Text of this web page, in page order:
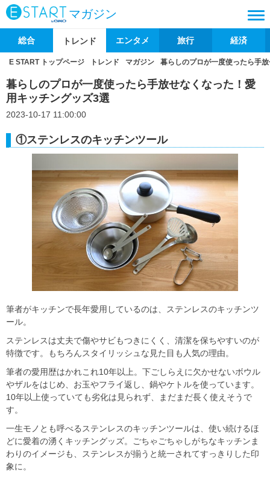
マガジン
総合 トレンド エンタメ 旅行 経済
E START トップページ トレンド マガジン 暮らしのプロが一度使ったら手
暮らしのプロが一度使ったら手放せなくなった！愛
用キッチングッズ3選
2023-10-17 11:00:00
①ステンレスのキッチンツール
筆者がキッチンで長年愛用しているのは、ステンレスのキッチンツ
ール。
ステンレスは丈夫で傷やサビもつきにくく、清潔を保ちやすいのが
特徴です。もちろんスタイリッシュな見た目も人気の理由。
筆者の愛用歴はかれこれ10年以上。下ごしらえに欠かせないボウル
やザルをはじめ、お玉やフライ返し、鍋やケトルを使っています。
10年以上使っていても劣化は見られず、まだまだ長く使えそうで
す。
一生モノとも呼べるステンレスのキッチンツールは、使い続けるほ
どに愛着の湧くキッチングッズ。ごちゃごちゃしがちなキッチンま
わりのイメージも、ステンレスが揃うと統一されてすっきりした印
象に。